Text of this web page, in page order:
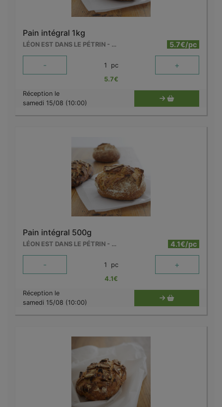
Pain intégral 1kg
LÉON EST DANS LE PÉTRIN - MOUSCRON 5.7€/pc
- 1 pc +
5.7€
Réception le
samedi 15/08 (10:00)
Pain intégral 500g
LÉON EST DANS LE PÉTRIN - MOUSCRON 4.1€/pc
- 1 pc +
4.1€
Réception le
samedi 15/08 (10:00)